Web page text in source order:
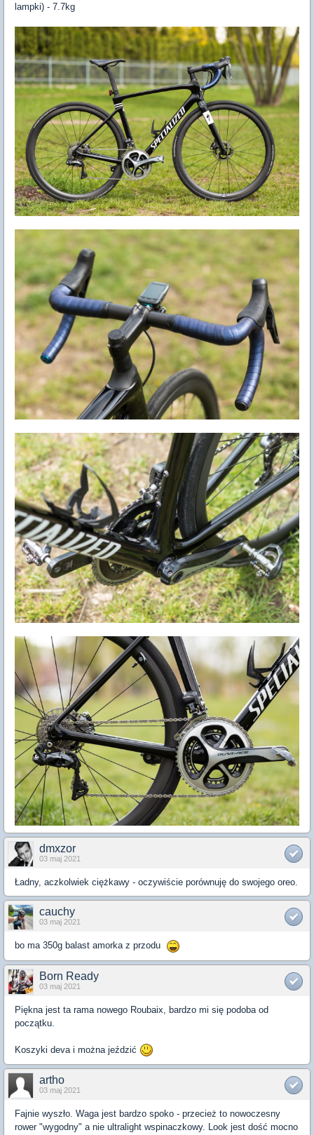
lampki) - 7.7kg
dmxzor
03 maj 2021
Ładny, aczkolwiek ciężkawy - oczywiście porównuję do swojego oreo.
cauchy
03 maj 2021
bo ma 350g balast amorka z przodu
Born Ready
03 maj 2021
Piękna jest ta rama nowego Roubaix, bardzo mi się podoba od
początku.
Koszyki deva i można jeździć
artho
03 maj 2021
Fajnie wyszło. Waga jest bardzo spoko - przecież to nowoczesny
rower "wygodny" a nie ultralight wspinaczkowy. Look jest dość mocno